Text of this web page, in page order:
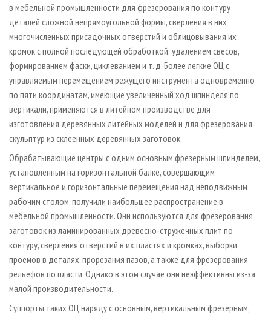
в мебельной промышленности для фрезерования по контуру
деталей сложной непрямоугольной формы, сверления в них
многочисленных присадочных отверстий и облицовывания их
кромок с полной последующей обработкой: удалением свесов,
формированием фаски, циклеванием и т. д. Более легкие ОЦ с
управляемым перемещением режущего инструмента одновременно
по пяти координатам, имеющие увеличенный ход шпинделя по
вертикали, применяются в литейном производстве для
изготовления деревянных литейных моделей и для фрезерования
скульптур из склеенных деревянных заготовок.
Обрабатывающие центры с одним основным фрезерным шпинделем,
установленным на горизонтальной балке, совершающим
вертикальное и горизонтальные перемещения над неподвижным
рабочим столом, получили наибольшее распространение в
мебельной промышленности. Они используются для фрезерования
заготовок из ламинированных древесно-стружечных плит по
контуру, сверления отверстий в их пластях и кромках, выборки
проемов в деталях, прорезания пазов, а также для фрезерования
рельефов по пласти. Однако в этом случае они неэффективны из-за
малой производительности.
Суппорты таких ОЦ наряду с основным, вертикальным фрезерным,